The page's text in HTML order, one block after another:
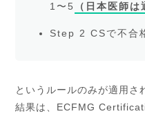
1〜5
（日本医師は
Step 2 CSで不
というルールのみが適用
結果は、ECFMG